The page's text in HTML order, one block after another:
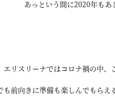
あっという間に2020年もあ
エリスリーナではコロナ禍の中
も前向きに準備も楽しんでもら